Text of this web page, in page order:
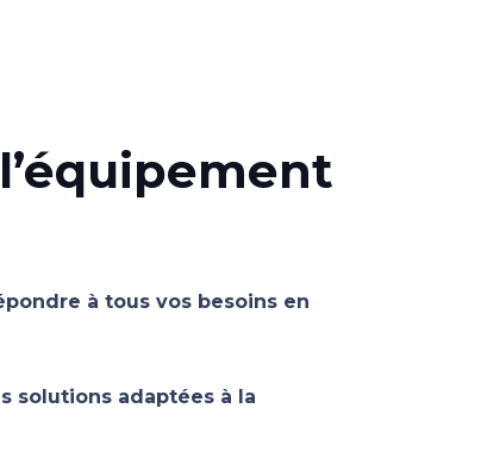
à tous vos besoins en
solutions adaptées à la